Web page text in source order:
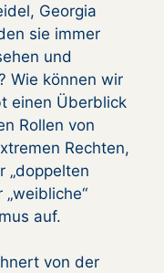
Georgia
sie immer
und
Wie können wir
einen Überblick
Rollen von
Rechten,
„doppelten
auf.
von der